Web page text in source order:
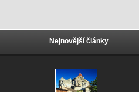
Nejnovější články